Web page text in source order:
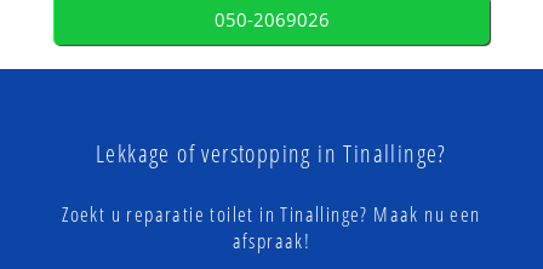
050-2069026
Lekkage of verstopping in Tinallinge?
Zoekt u reparatie toilet in Tinallinge? Maak nu een
afspraak!